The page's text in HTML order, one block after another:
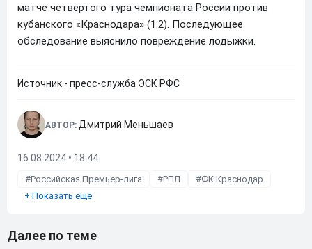
матче четвертого тура чемпионата России против
кубанского «Краснодара» (1:2). Последующее
обследование выяснило повреждение лодыжки.
Источник - пресс-служба ЭСК РФС
АВТОР: Дмитрий Меньшаев
16.08.2024 • 18:44
Российская Премьер-лига РПЛ
ФК Краснодар
+ Показать ещё
Далее по теме